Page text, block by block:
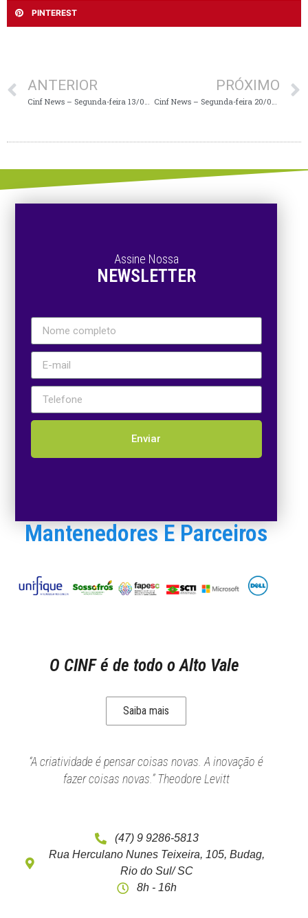
PINTEREST
ANTERIOR PRÓXIMO
Assine Nossa
NEWSLETTER
Enviar
Mantenedores E Parceiros
O CINF é de todo o Alto Vale
Saiba mais
“A criatividade é pensar coisas novas. A inovação é
fazer coisas novas.” Theodore Levitt
(47) 9 9286-5813
Rua Herculano Nunes Teixeira, 105, Budag,
Rio do Sul/ SC
8h - 16h